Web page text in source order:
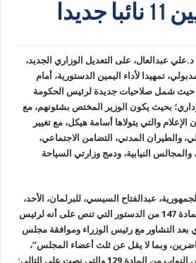
عبدالعال، على التعديل الوزاري الجديد،
تمهيدا لأداء اليمين الدستورية، أمام
حيث شمل صلاحيات جديدة لرئيس الحكومة
بحيث يكون الوزير المختص بشئونهم، مع
والتي يتولاها أسامة هيكل، مع تغيير
والطيران المدني، التضامن الاجتماعي،
والمجالس النيابية، ودمج وزارتي السياحة
عبدالفتاح السيسي، للبرلمان، الأحد،
وذلك بأغلبية الحضور، وفقا للمادة 147 من الدستور التي تنص على أنه لرئيس
بعد التشاور مع رئيس الوزراء وموافقة مجلس
وبما لا يقل عن ثلث أعضاء المجلس”،
وأيضا اللائحة الداخلية لمجلس النواب من المادة 129 والتي نصت على التالي: